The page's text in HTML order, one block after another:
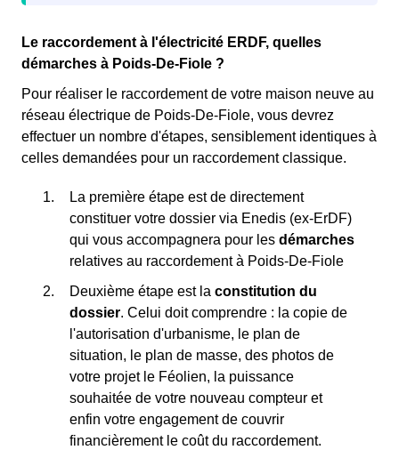
Le raccordement à l'électricité ERDF, quelles
démarches à Poids-De-Fiole ?
Pour réaliser le raccordement de votre maison neuve au
réseau électrique de Poids-De-Fiole, vous devrez
effectuer un nombre d'étapes, sensiblement identiques à
celles demandées pour un raccordement classique.
La première étape est de directement
constituer votre dossier via Enedis (ex-ErDF)
qui vous accompagnera pour les démarches
relatives au raccordement à Poids-De-Fiole
Deuxième étape est la constitution du
dossier. Celui doit comprendre : la copie de
l'autorisation d'urbanisme, le plan de
situation, le plan de masse, des photos de
votre projet le Féolien, la puissance
souhaitée de votre nouveau compteur et
enfin votre engagement de couvrir
financièrement le coût du raccordement.